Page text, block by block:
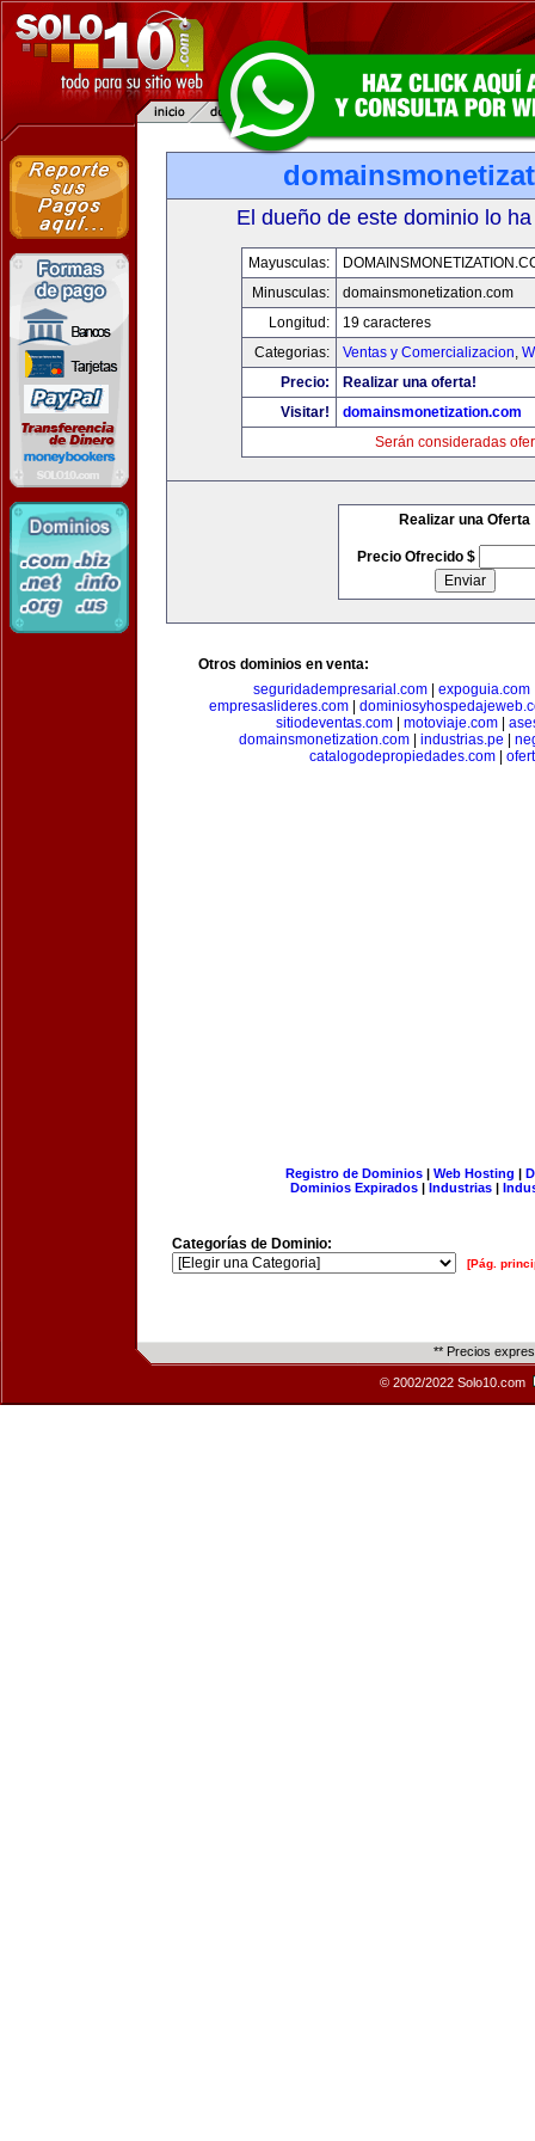
El dueño de este dominio lo
Mayusculas:
Minusculas:
domainsmonetization.com
Longitud:
19 caracteres
Categorias:
Ventas y Comercializacion,
Precio:
Realizar una oferta!
Visitar!
domainsmonetization.com
Serán consideradas
Realizar una Oferta
Precio Ofrecido $
Otros dominios en venta:
seguridadempresarial.com
expoguia.com
empresaslideres.com|
sitiodeventas.com
motoviaje.com
domainsmonetization.com| industrias.pe
catalogodepropiedades.com
Registro de Dominios| Web Hosting |
Dominios Expirados | Industrias |
Categorías de Dominio:
[Pág.
** Precios
© 2002/2022 Solo10.com